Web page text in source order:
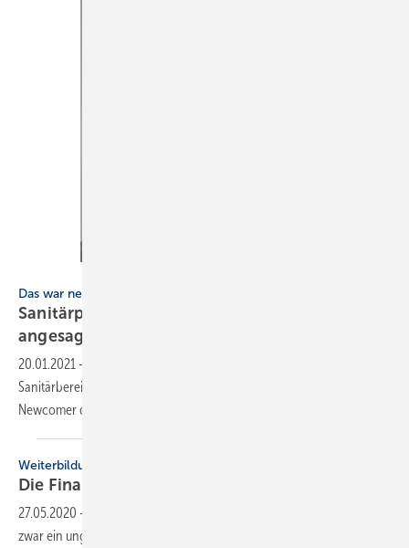
Das war neu in 2020
Sanitärprodukte: Matt und Schwarz sind
angesagt
20.01.2021 -
Sanitärbereich präsentiert, zeigen wir nochmals ein paar der
Newcomer des letzten
Weiterbildung
Die Finanzen im
27.05.2020 -
zwar ein ungeliebtes Kind, aber ein unabdingbarer Teil des